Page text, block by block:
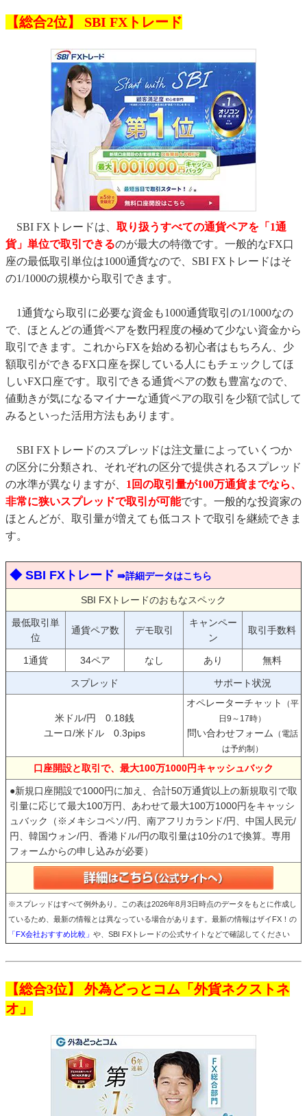
【総合2位】 SBI FXトレード
SBI FXトレードは、 取り扱うすべての通貨ペアを「1通
貨」単位で取引できるのが最大の特徴です。一般的なFX口
座の最低取引単位は1000通貨なので、SBI FXトレードはそ
の1/1000の規模から取引できます。
1通貨なら取引に必要な資金も1000通貨取引の1/1000なの
で、ほとんどの通貨ペアを数円程度の極めて少ない資金から
取引できます。これからFXを始める初心者はもちろん、少
額取引ができるFX口座を探している人にもチェックしてほ
しいFX口座です。取引できる通貨ペアの数も豊富なので、
値動きが気になるマイナーな通貨ペアの取引を少額で試して
みるといった活用方法もあります。
SBI FXトレードのスプレッドは注文量によっていくつか
の区分に分類され、それぞれの区分で提供されるスプレッド
の水準が異なりますが、 1回の取引量が100万通貨までなら、
非常に狭いスプレッドで取引が可能です。一般的な投資家の
ほとんどが、取引量が増えても低コストで取引を継続できま
す。
◆ SBI FXトレード ⇛詳細データはこちら
SBI FXトレードのおもなスペック
最低取引単
位
通貨ペア数 デモ取引
キャンペー
ン
取引手数料
1通貨 34ペア なし あり 無料
スプレッド サポート状況
米ドル/円 0.18銭
ユーロ/米ドル 0.3pips
オペレーターチャット
（平
日9～17時）
問い合わせフォーム
（電話
は予約制）
口座開設と取引で、最大100万1000円キャッシュバック
●新規口座開設で1000円に加え、合計50万通貨以上の新規取引で取
引量に応じて最大100万円、あわせて最大100万1000円をキャッシ
ュバック（※メキシコペソ/円、南アフリカランド/円、中国人民元/
円、韓国ウォン/円、香港ドル/円の取引量は10分の1で換算。専用
フォームからの申し込みが必要）
※スプレッドはすべて例外あり。この表は2026年8月3日時点のデータをもとに作成し
ているため、最新の情報とは異なっている場合があります。最新の情報はザイFX！の
「FX会社おすすめ比較」 や、SBI FXトレードの公式サイトなどで確認してください
【総合3位】 外為どっとコム「外貨ネクストネ
オ」